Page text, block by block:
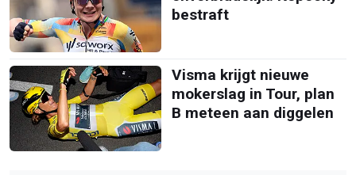
bestraft
Visma krijgt nieuwe
mokerslag in Tour, plan
B meteen aan diggelen